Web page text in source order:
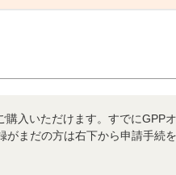
入いただけます。すでにGPP
がまだの方は右下から申請手